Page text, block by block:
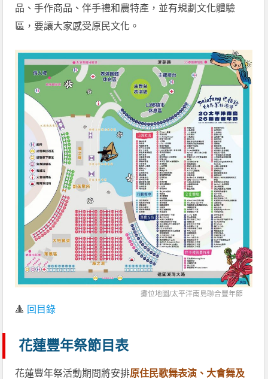
品、手作商品、伴手禮和農特產，並有規劃文化體驗
區，要讓大家感受原民文化。
攤位地圖/太平洋南島聯合豐年節
🔺 回目錄
花蓮豐年祭節目表
花蓮豐年祭活動期間將安排原住民歌舞表演、大會舞及